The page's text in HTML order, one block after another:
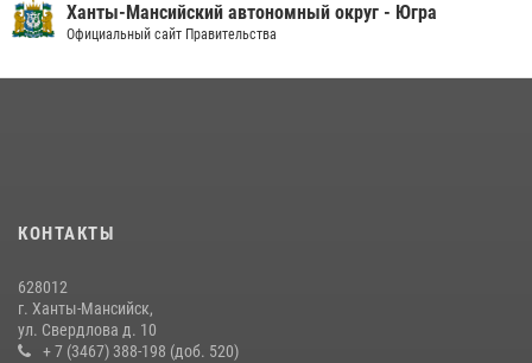
16 июля 2026, 04:54 4
18 июля 2026, 11:25
тематические встречи с молодежью
29 июля 2026, 09:54
Ханты-Мансийский автономный округ - Югра
Официальный сайт Правительства
КОНТАКТЫ
628012
г. Ханты-Мансийск,
ул. Свердлова д. 10
+ 7 (3467) 388-198 (доб. 520)